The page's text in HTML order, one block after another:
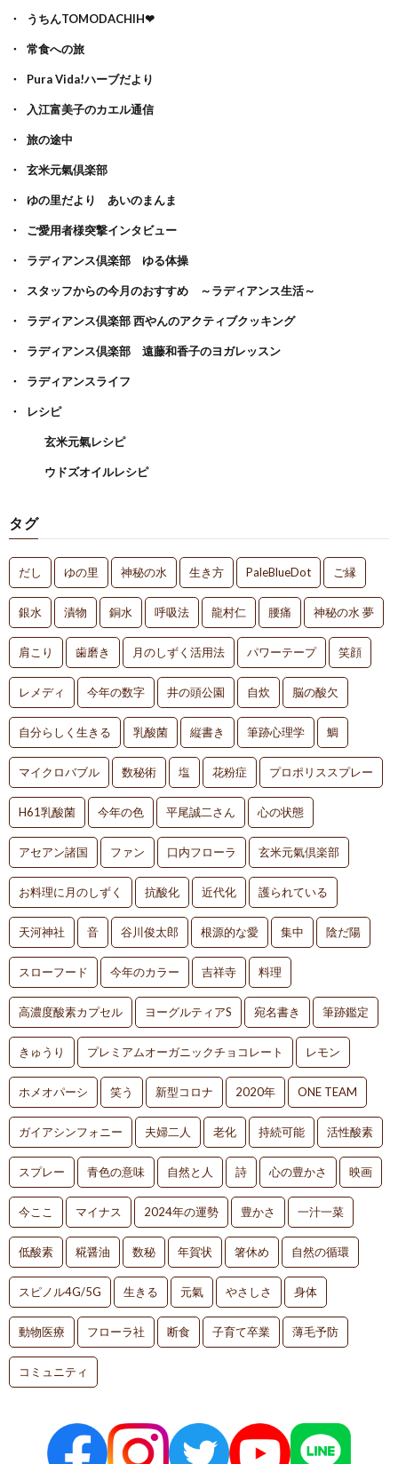
うちんTOMODACHIH❤
常食への旅
Pura Vida!ハーブだより
入江富美子のカエル通信
旅の途中
玄米元氣倶楽部
ゆの里だより あいのまんま
ご愛用者様突撃インタビュー
ラディアンス倶楽部 ゆる体操
スタッフからの今月のおすすめ ～ラディアンス生活～
ラディアンス倶楽部 西やんのアクティブクッキング
ラディアンス倶楽部 遠藤和香子のヨガレッスン
ラディアンスライフ
レシピ
玄米元氣レシピ
ウドズオイルレシピ
タグ
だし ゆの里 神秘の水 生き方 PaleBlueDot ご縁
銀水 漬物 銅水 呼吸法 龍村仁 腰痛 神秘の水 夢
肩こり 歯磨き 月のしずく活用法 パワーテープ 笑顔
レメディ 今年の数字 井の頭公園 自炊 脳の酸欠
自分らしく生きる 乳酸菌 縦書き 筆跡心理学 鯛
マイクロバブル 数秘術 塩 花粉症 プロポリススプレー
H61乳酸菌 今年の色 平尾誠二さん 心の状態
アセアン諸国 ファン 口内フローラ 玄米元氣倶楽部
お料理に月のしずく 抗酸化 近代化 護られている
天河神社 音 谷川俊太郎 根源的な愛 集中 陰だ陽
スローフード 今年のカラー 吉祥寺 料理
高濃度酸素カプセル ヨーグルティアS 宛名書き 筆跡鑑定
きゅうり プレミアムオーガニックチョコレート レモン
ホメオパーシ 笑う 新型コロナ 2020年 ONE TEAM
ガイアシンフォニー 夫婦二人 老化 持続可能 活性酸素
スプレー 青色の意味 自然と人 詩 心の豊かさ 映画
今ここ マイナス 2024年の運勢 豊かさ 一汁一菜
低酸素 糀醤油 数秘 年賀状 箸休め 自然の循環
スピノル4G/5G 生きる 元氣 やさしさ 身体
動物医療 フローラ社 断食 子育て卒業 薄毛予防
コミュニティ